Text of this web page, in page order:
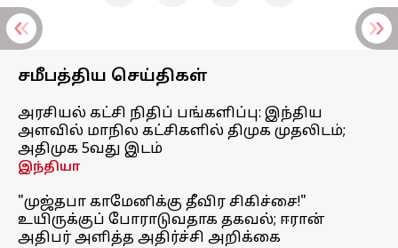
சமீபத்திய செய்திகள்
அரசியல் கட்சி நிதிப் பங்களிப்பு: இந்திய
அளவில் மாநில கட்சிகளில் திமுக முதலிடம்;
அதிமுக 5வது இடம்
இந்தியா
"முஜ்தபா காமேனிக்கு தீவிர சிகிச்சை!"
உயிருக்குப் போராடுவதாக தகவல்; ஈரான்
அதிபர் அளித்த அதிர்ச்சி அறிக்கை